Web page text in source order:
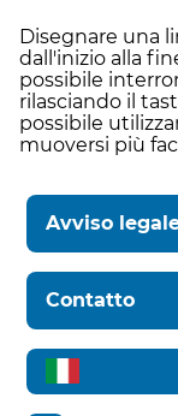
Disegnare una
dall'inizio alla
possibile
rilasciando il
possibile
muoversi più
Avviso
Contatto